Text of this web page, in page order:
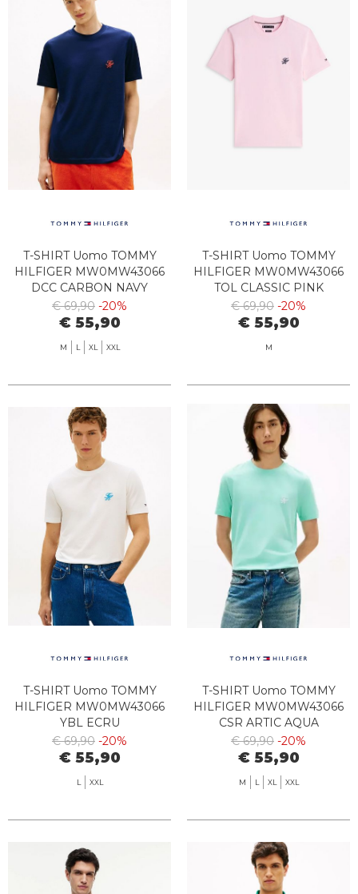
T-SHIRT Uomo TOMMY
HILFIGER MW0MW43066
DCC CARBON NAVY
€ 69,90 -20%
€ 55,90
M L XL XXL
T-SHIRT Uomo TOMMY
HILFIGER MW0MW43066
TOL CLASSIC PINK
€ 69,90 -20%
€ 55,90
M
T-SHIRT Uomo TOMMY
HILFIGER MW0MW43066
YBL ECRU
€ 69,90 -20%
€ 55,90
L XXL
T-SHIRT Uomo TOMMY
HILFIGER MW0MW43066
CSR ARTIC AQUA
€ 69,90 -20%
€ 55,90
M L XL XXL